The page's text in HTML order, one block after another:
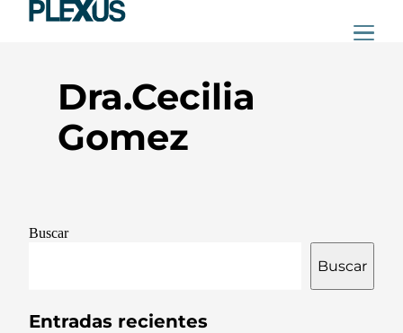
contentDra.Cecilia
Gomez
de
Buscar
Buscar
Entradas recientes